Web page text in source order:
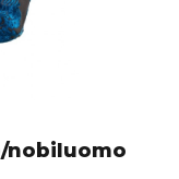
nobiluomo